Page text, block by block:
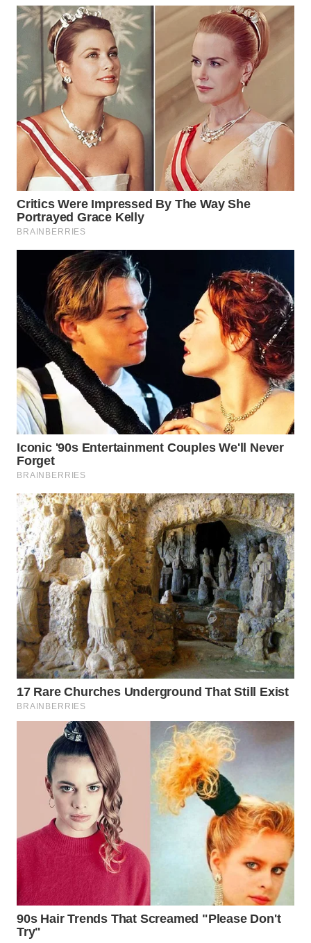
BINJAI
WN
CIREBON
WN
INDRAMAYU
WN
KUNINGAN
WN
MAJALENGKA
WN
SUBANG
WN
SUKABUMI
WN
PURWAKARTA
WN
PRIANGAN
TIMUR
WN
WN
SOLO
WN
BOROBUDUR
WN
MADURA
WN
SURABAYA
NATUNA
WN
BINTAN
WN
MANDALIKA
WN
LIKUPANG